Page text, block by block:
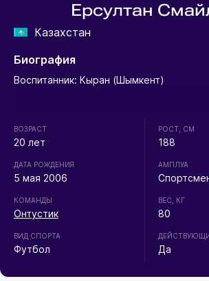
Ерсултан
Казахстан
Биография
Воспитанник: Кыран (Шымкент)
ВОЗРАСТ
20 лет
ДАТА РОЖДЕНИЯ
5 мая 2006
КОМАНДЫ
Онтустик
ВИД СПОРТА
Футбол
РОСТ, СМ
188
АМПЛУА
ВЕС, КГ
80
Да